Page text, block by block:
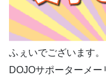
ふぇいでございます。
DOJOサポーターメ